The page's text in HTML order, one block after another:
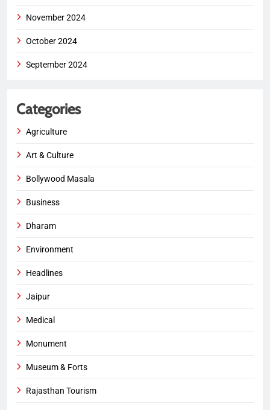
November 2024
October 2024
September 2024
Categories
Agriculture
Art & Culture
Bollywood Masala
Business
Dharam
Environment
Headlines
Jaipur
Medical
Monument
Museum & Forts
Rajasthan Tourism